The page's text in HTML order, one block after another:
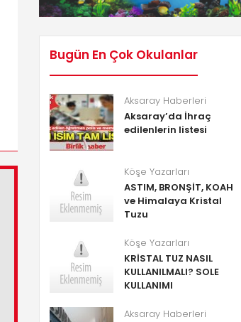
Bugün En Çok Okulanlar
Aksaray Haberleri
Aksaray’da İhraç
edilenlerin listesi
Köşe Yazarları
ASTIM, BRONŞİT, KOAH
ve Himalaya Kristal
Tuzu
Köşe Yazarları
KRİSTAL TUZ NASIL
KULLANILMALI? SOLE
KULLANIMI
Aksaray Haberleri